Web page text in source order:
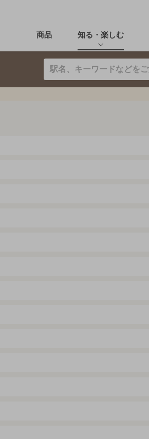
商品 知る・楽しむ